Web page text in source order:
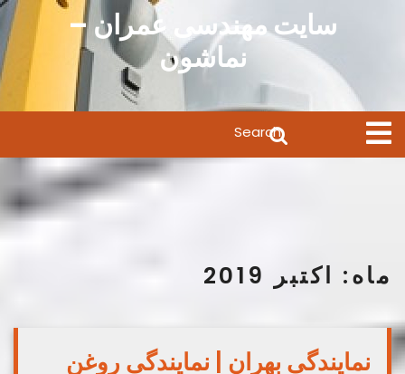
سایت مهندسی عمران –
نماشون
Open
Menu
for:
ماه: اکتبر 2019
نمایندگی بهران | نمایندگی روغن